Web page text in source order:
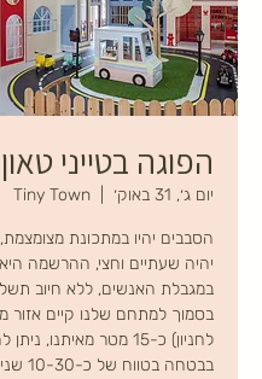
הפוגה בטייני טאון
יום ג׳, 31 באוק׳ Tiny Town
הסבבים יהיו במתכונת
יהיה שעתיים וחצי, ההרשמה
במגבלת האנשים, ללא חיוב
בסמוך למתחם שלנו קיים אזור
לחניון) כ-15 מטר מאיתנו,
בבטחה